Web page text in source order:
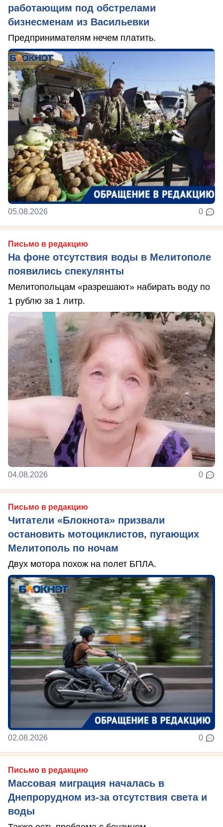
работающим под обстрелами
бизнесменам из Васильевки
Предпринимателям нечем платить.
05.08.2026 0
Письмо в редакцию
На фоне отсутствия воды в Мелитополе
появились спекулянты
Мелитопольцам «разрешают» набирать воду по
1 рублю за 1 литр.
04.08.2026 0
Письмо в редакцию
Читатели «Блокнота» призвали
остановить мотоциклистов, пугающих
Мелитополь по ночам
Двух мотора похож на полет БПЛА.
02.08.2026 0
Письмо в редакцию
Массовая миграция началась в
Днепрорудном из-за отсутствия света и
воды